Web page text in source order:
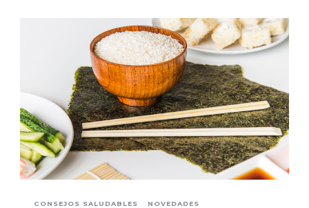
CONSEJOS SALUDABLES NOVEDADES